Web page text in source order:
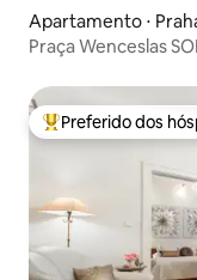
Apartamento ⋅
Praça Wenceslas
Entre os melhores
Preferido dos